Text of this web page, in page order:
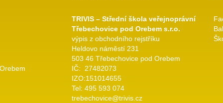
TRIVIS – Střední škola veřejnoprávní
Třebechovice pod Orebem s.r.o.
výpis z obchodního rejstříku
Heldovo náměstí 231
503 46 Třebechovice pod Orebem
IČ: 27482073
IZO:151014655
Tel: 495 593 074
trebechovice@trivis.cz